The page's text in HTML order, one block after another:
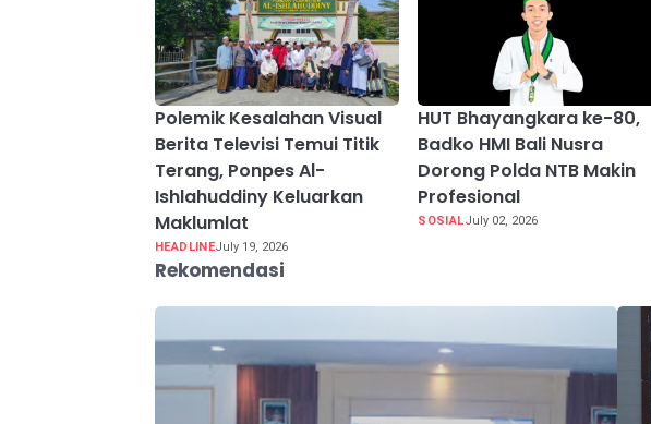
Polemik Kesalahan Visual
Berita Televisi Temui Titik
Terang, Ponpes Al-
Ishlahuddiny Keluarkan
Maklumlat
HEADLINEJuly 19, 2026
HUT Bhayangkara ke-80,
Badko HMI Bali Nusra
Dorong Polda NTB Makin
Profesional
SOSIALJuly 02, 2026
Rekomendasi